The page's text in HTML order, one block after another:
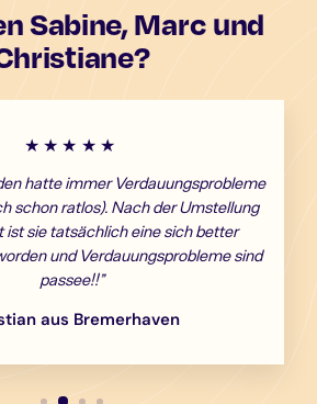
Sabine, Marc und
★★★★★
hatte immer Verdauungsprobleme
schon ratlos). Nach der Umstellung
sie tatsächlich eine sich better
und Verdauungsprobleme sind
passee!!”
aus Bremerhaven